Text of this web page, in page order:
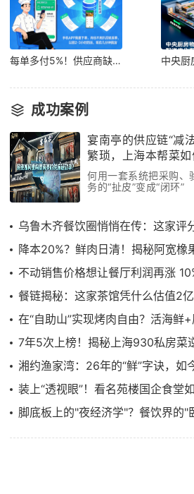
每单多付5%！供应商缺斤少两没人管？餐链用一套系统让验收猫腻当场现形
成功案例
宴南亭的供应链“减
繁琐，上海本帮菜如
月跑通效率革命
何用一套系统把采购、
务的“扯皮”变成“闭环”
乌鲁木齐餐饮圈悄悄在传：这家评分4.8的餐厅
降本20%？鲜肉日清！揭秘阿宽橡果
不动销售价格想让餐厅利润再涨 10%？餐链如
餐链揭秘：这家茶馆凭什么估值2亿
在“自助山”实现烤肉自由？活海鲜+原切
7年5次上榜！揭秘上海930私房菜
湘约渔家湾：26年的“鲜”字诀，如今
装上“透视眼”！看名苑楼国企食堂如何借力餐链
脚底板上的"夜经济学"？餐饮界的"卧底"玩家